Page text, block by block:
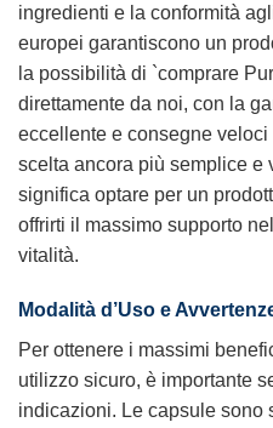
ingredienti e la conformità
europei garantiscono un
la possibilità di `comprare
direttamente da noi, con la
eccellente e consegne
scelta ancora più semplice e
significa optare per un
offrirti il massimo supporto
vitalità.
Modalità d’Uso e
Per ottenere i massimi
utilizzo sicuro, è importante
indicazioni. Le capsule sono